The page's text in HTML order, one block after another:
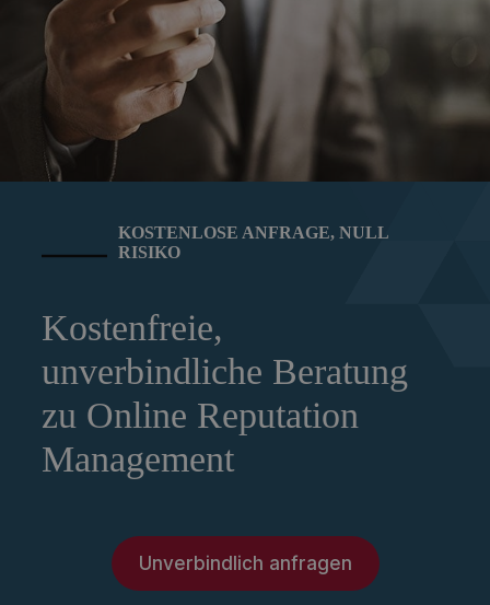
KOSTENLOSE ANFRAGE, NULL
RISIKO
Kostenfreie,
unverbindliche Beratung
zu Online Reputation
Management
Unverbindlich anfragen